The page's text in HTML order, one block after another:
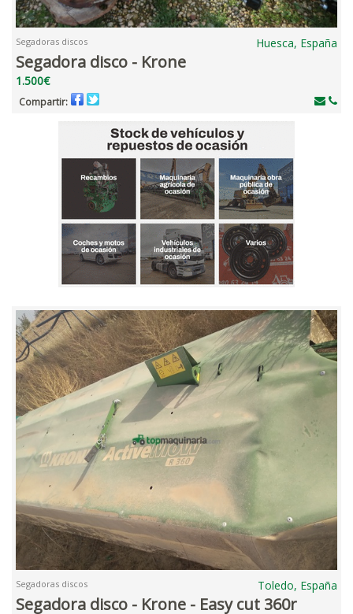
Segadoras discos Huesca, España
Segadora disco - Krone
1.500€
Compartir:
Segadoras discos Toledo, España
Segadora disco - Krone - Easy cut 360r